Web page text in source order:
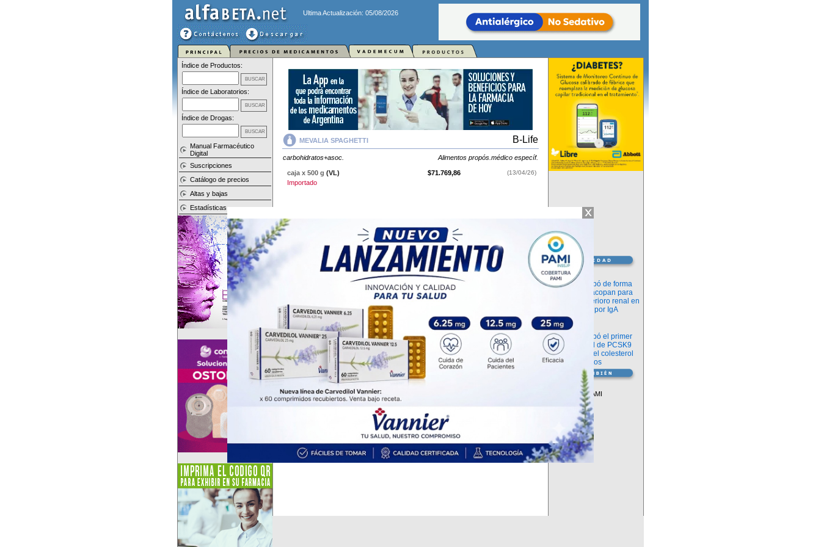
Ultima Actualización: 05/08/2026
Índice de Productos:
Índice de Laboratorios:
Índice de Drogas:
Manual Farmacéutico
Digital
Suscripciones
Catálogo de precios
Altas y bajas
Estadísticas
MEVALIA SPAGHETTI B-Life
carbohidratos+asoc. Alimentos propós.médico específ.
caja x 500 g (VL) $71.769,86 (13/04/26)
Importado
Alimentos propós.médico específ.. Es producido por
1 presentación disponible.
Producto importado.
Explorar más
Otros productos con
carbohidratos+asoc.
Otros productos deB-Life
Novedades
La FDA aprobó de forma
definitiva iptacopan para
frenar el deterioro renal en
la nefropatía por IgA
Salud
La FDA aprobó el primer
inhibidor oral de PCSK9
para reducir el colesterol
LDL en adultos
Vademécum
Descuentos PAMI